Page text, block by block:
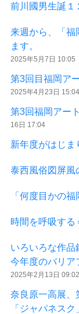
前川國男生誕１
来週から、「福
ます。
2025年5月7日 10:05
第3回目福岡ア
2025年4月23日 15:04
第3回福岡アー
16日 17:04
新年度がはじま
泰西風俗図屏風
「何度目かの
時間を呼吸する
いろいろな作
今年度のバリア
2025年2月13日 09:02
奈良原一高展
「ジャパネス